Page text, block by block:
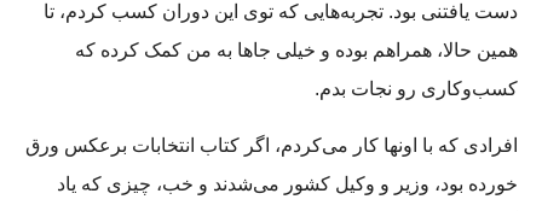
دست یافتنی بود. تجربه‌هایی که توی این دوران کسب کردم، تا
همین حالا، همراهم بوده و خیلی جاها به من کمک کرده که
کسب‌وکاری رو نجات بدم.
افرادی که با اونها کار می‌کردم،‌ اگر کتاب انتخابات برعکس ورق
خورده بود، وزیر و وکیل کشور می‌شدند و خب، چیزی که یاد